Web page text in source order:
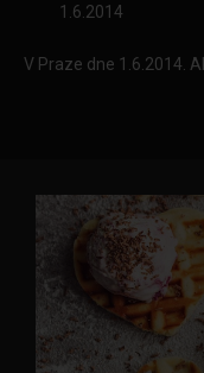
1.6.2014
V Praze dne 1.6.2014.